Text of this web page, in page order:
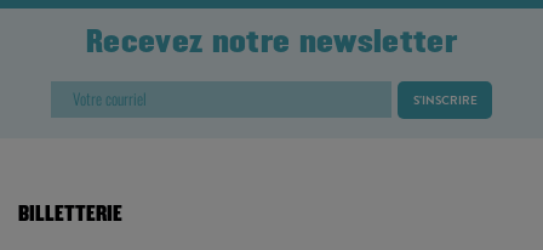
Recevez notre newsletter
BILLETTERIE